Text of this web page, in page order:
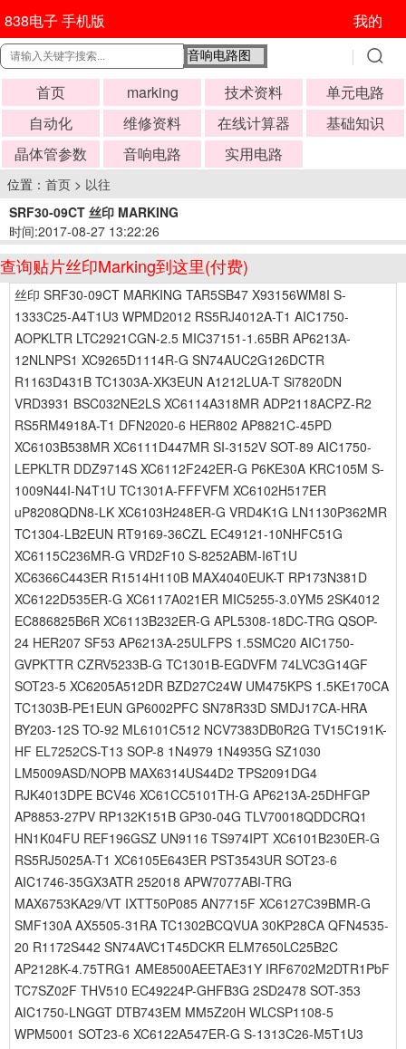
838电子 手机版 我的
首页 marking 技术资料
单元电路
自动化
维修资料 在线计算器
基础知识
晶体管参数
音响电路 实用电路
位置： 首页 > 以往
SRF30-09CT 丝印 MARKING
时间:2017-08-27 13:22:26
查询贴片丝印Marking到这里(付费)
丝印 SRF30-09CT MARKING TAR5SB47 X93156WM8I S-
1333C25-A4T1U3 WPMD2012 RS5RJ4012A-T1 AIC1750-
AOPKLTR LTC2921CGN-2.5 MIC37151-1.65BR AP6213A-
12NLNPS1 XC9265D1114R-G SN74AUC2G126DCTR
R1163D431B TC1303A-XK3EUN A1212LUA-T Si7820DN
VRD3931 BSC032NE2LS XC6114A318MR ADP2118ACPZ-R2
RS5RM4918A-T1 DFN2020-6 HER802 AP8821C-45PD
XC6103B538MR XC6111D447MR SI-3152V SOT-89 AIC1750-
LEPKLTR DDZ9714S XC6112F242ER-G P6KE30A KRC105M S-
1009N44I-N4T1U TC1301A-FFFVFM XC6102H517ER
uP8208QDN8-LK XC6103H248ER-G VRD4K1G LN1130P362MR
TC1304-LB2EUN RT9169-36CZL EC49121-10NHFC51G
XC6115C236MR-G VRD2F10 S-8252ABM-I6T1U
XC6366C443ER R1514H110B MAX4040EUK-T RP173N381D
XC6122D535ER-G XC6117A021ER MIC5255-3.0YM5 2SK4012
EC886825B6R XC6113B232ER-G APL5308-18DC-TRG QSOP-
24 HER207 SF53 AP6213A-25ULFPS 1.5SMC20 AIC1750-
GVPKTTR CZRV5233B-G TC1301B-EGDVFM 74LVC3G14GF
SOT23-5 XC6205A512DR BZD27C24W UM475KPS 1.5KE170CA
TC1303B-PE1EUN GP6002PFC SN78R33D SMDJ17CA-HRA
BY203-12S TO-92 ML6101C512 NCV7383DB0R2G TV15C191K-
HF EL7252CS-T13 SOP-8 1N4979 1N4935G SZ1030
LM5009ASD/NOPB MAX6314US44D2 TPS2091DG4
RJK4013DPE BCV46 XC61CC5101TH-G AP6213A-25DHFGP
AP8853-27PV RP132K151B GP30-04G TLV70018QDDCRQ1
HN1K04FU REF196GSZ UN9116 TS974IPT XC6101B230ER-G
RS5RJ5025A-T1 XC6105E643ER PST3543UR SOT23-6
AIC1746-35GX3ATR 252018 APW7077ABI-TRG
MAX6753KA29/VT IXTT50P085 AN7715F XC6127C39BMR-G
SMF130A AX5505-31RA TC1302BCQVUA 30KP28CA QFN4535-
20 R1172S442 SN74AVC1T45DCKR ELM7650LC25B2C
AP2128K-4.75TRG1 AME8500AEETAE31Y IRF6702M2DTR1PbF
TC7SZ02F THV510 EC49224P-GHFB3G 2SD2478 SOT-353
AIC1750-LNGGT DTB743EM MM5Z20H WLCSP1108-5
WPM5001 SOT23-6 XC6122A547ER-G S-1313C26-M5T1U3